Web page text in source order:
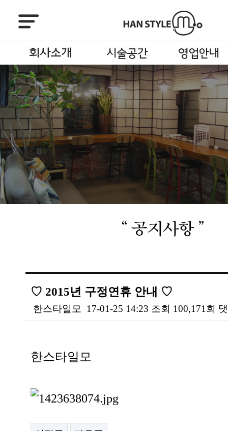
♡ 2015년 구정연휴 안내 ♡
한스타일모 17-01-25 14:23 조회 100,171회
한스타일모